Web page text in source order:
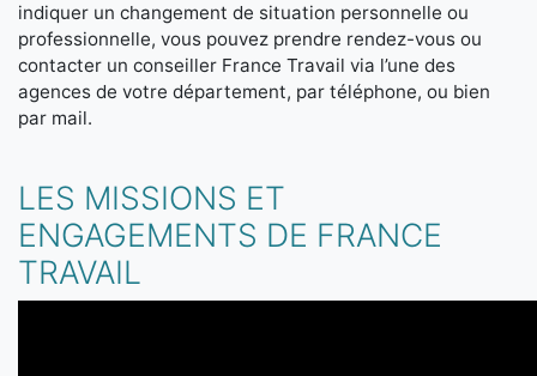
indiquer un changement de situation personnelle ou
professionnelle, vous pouvez prendre rendez-vous ou
contacter un conseiller France Travail via l’une des
agences de votre département, par téléphone, ou bien
par mail.
LES MISSIONS ET
ENGAGEMENTS DE FRANCE
TRAVAIL